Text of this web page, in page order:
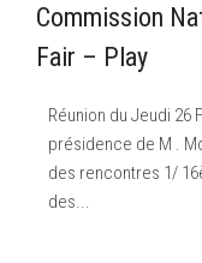
Commission
Fair – Play
Réunion du Jeudi 26
présidence de M .
des rencontres 1/
des...